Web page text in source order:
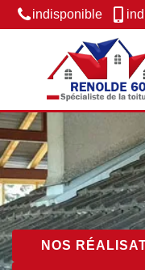
indisponible
NOS